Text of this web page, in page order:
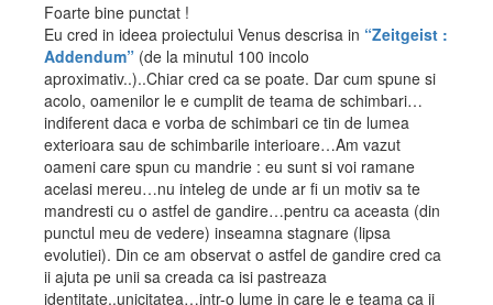
Foarte bine punctat !
Eu cred in ideea proiectului Venus descrisa in “Zeitgeist :
Addendum” (de la minutul 100 incolo
aproximativ..)..Chiar cred ca se poate. Dar cum spune si
acolo, oamenilor le e cumplit de teama de schimbari…
indiferent daca e vorba de schimbari ce tin de lumea
exterioara sau de schimbarile interioare…Am vazut
oameni care spun cu mandrie : eu sunt si voi ramane
acelasi mereu…nu inteleg de unde ar fi un motiv sa te
mandresti cu o astfel de gandire…pentru ca aceasta (din
punctul meu de vedere) inseamna stagnare (lipsa
evolutiei). Din ce am observat o astfel de gandire cred ca
ii ajuta pe unii sa creada ca isi pastreaza
identitate..unicitatea…intr-o lume in care le e teama ca ii